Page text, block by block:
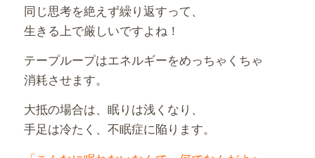
同じ思考を絶えず繰り返すって、
生きる上で厳しいですよね！
テープループはエネルギーをめっちゃくちゃ
消耗させます。
大抵の場合は、眠りは浅くなり、
手足は冷たく、不眠症に陥ります。